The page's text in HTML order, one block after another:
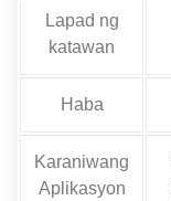
Lapad ng
katawan
Haba
Karaniwang
Aplikasyon